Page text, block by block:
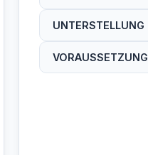
UNTERSTELLUNG
VORAUSSETZUNG